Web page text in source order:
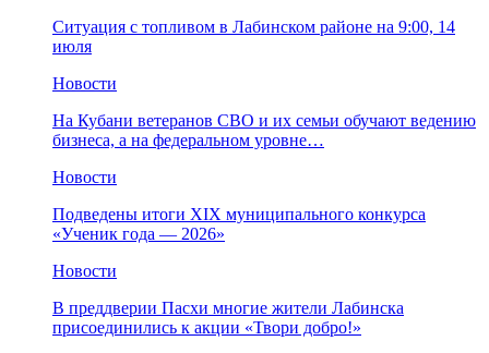
Ситуация с топливом в Лабинском районе на 9:00, 14
июля
Новости
На Кубани ветеранов СВО и их семьи обучают ведению
бизнеса, а на федеральном уровне…
Новости
Подведены итоги XIX муниципального конкурса
«Ученик года — 2026»
Новости
В преддверии Пасхи многие жители Лабинска
присоединились к акции «Твори добро!»